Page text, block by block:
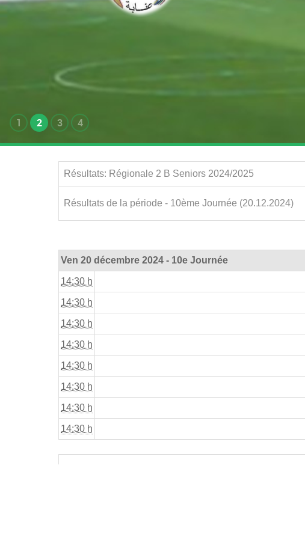
1 2 3 4
Résultats: Régionale 2 B Seniors 2024/2025
Résultats de la période - 10ème Journée (20.12.2024)
Ven 20 décembre 2024 - 10e Journée
14:30 h
14:30 h
14:30 h
14:30 h
14:30 h
14:30 h
14:30 h
14:30 h